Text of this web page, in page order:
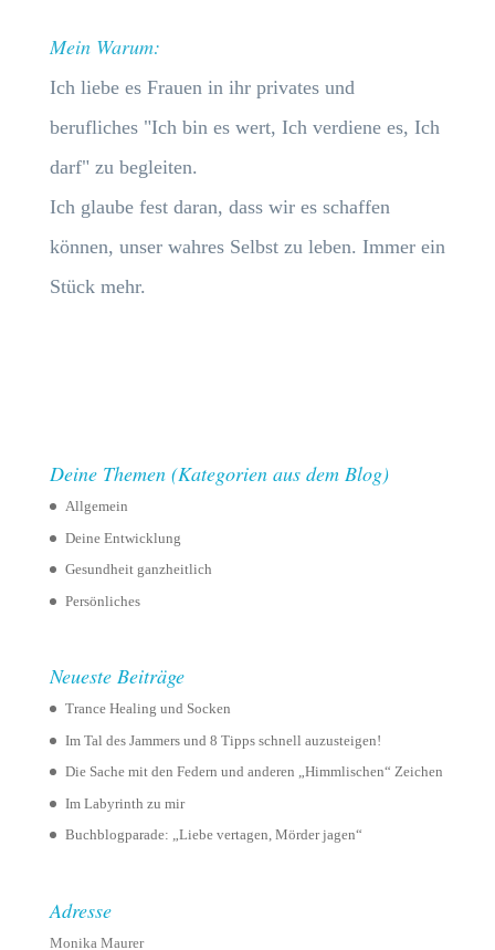
Mein Warum:
Ich liebe es Frauen in ihr privates und
berufliches "Ich bin es wert, Ich verdiene es, Ich
darf" zu begleiten.
Ich glaube fest daran, dass wir es schaffen
können, unser wahres Selbst zu leben. Immer ein
Stück mehr.
Deine Themen (Kategorien aus dem Blog)
Allgemein
Deine Entwicklung
Gesundheit ganzheitlich
Persönliches
Neueste Beiträge
Trance Healing und Socken
Im Tal des Jammers und 8 Tipps schnell auzusteigen!
Die Sache mit den Federn und anderen „Himmlischen“ Zeichen
Im Labyrinth zu mir
Buchblogparade: „Liebe vertagen, Mörder jagen“
Adresse
Monika Maurer